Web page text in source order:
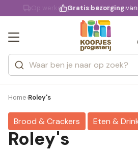
KD.
extra voor 20:00 uur
Gratis bezorging
Zoeken
Categorieën
Merken
Home›Roley's
Brood & Crackers Eten &
Roley's